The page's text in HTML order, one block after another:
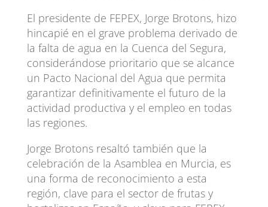
El presidente de FEPEX, Jorge Brotons, hizo
hincapié en el grave problema derivado de
la falta de agua en la Cuenca del Segura,
considerándose prioritario que se alcance
un Pacto Nacional del Agua que permita
garantizar definitivamente el futuro de la
actividad productiva y el empleo en todas
las regiones.
Jorge Brotons resaltó también que la
celebración de la Asamblea en Murcia, es
una forma de reconocimiento a esta
región, clave para el sector de frutas y